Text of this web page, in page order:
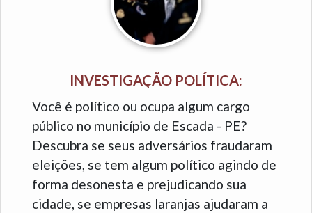
INVESTIGAÇÃO POLÍTICA:
Você é político ou ocupa algum cargo
público no município de Escada - PE?
Descubra se seus adversários fraudaram
eleições, se tem algum político agindo de
forma desonesta e prejudicando sua
cidade, se empresas laranjas ajudaram a